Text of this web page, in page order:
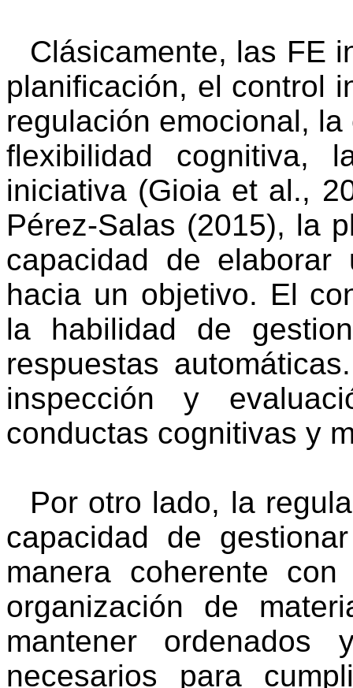
Clásicamente, las FE
planificación, el control
regulación emocional,
flexibilidad
iniciativa (Gioia et al.,
Pérez-Salas (2015), la
capacidad de
hacia un objetivo. El
la habilidad de
respuestas
inspección y
conductas cognitivas y
Por otro lado, la
capacidad de
manera coherente
organización de
mantener ordenados
necesarios para